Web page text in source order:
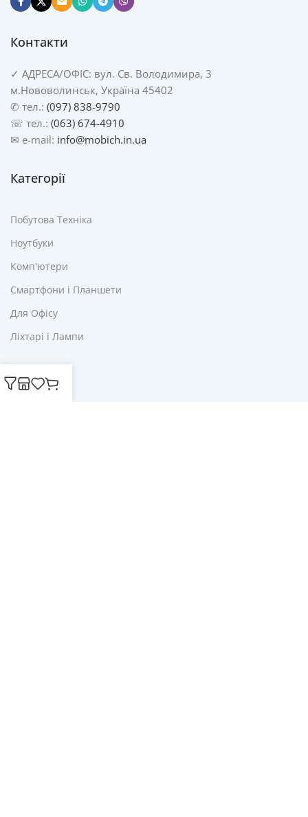
Контакти
✓ АДРЕСА/ОФІС: вул. Св. Володимира, 3
м.Нововолинськ, Україна 45402
✆ тел.: (097) 838-9790
☏ тел.: (063) 674-4910
✉ e-mail: info@mobich.in.ua
Категорії
Побутова Техніка
Ноутбуки
Комп'ютери
Смартфони і Планшети
Для Офісу
Ліхтарі і Лампи
Корисне